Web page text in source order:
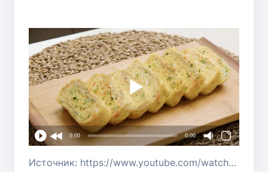
0:00 0:00
Источник: https://www.youtube.com/watch?v=j7QpyMBsV0Q